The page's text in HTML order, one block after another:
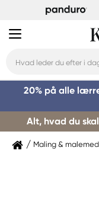
20% på alle
Alt, hvad du
Maling &